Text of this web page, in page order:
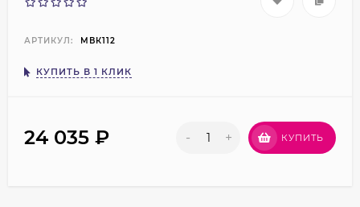
АРТИКУЛ: МВК112
КУПИТЬ В 1 КЛИК
24 035 ₽ - + КУПИТЬ